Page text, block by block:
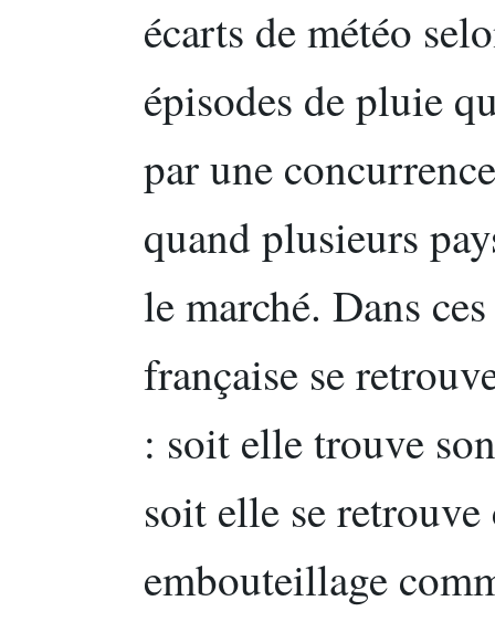
écarts de météo
épisodes de pluie
par une
quand plusieurs
le marché. Dans
française se
: soit elle trouve
soit elle se
embouteillage